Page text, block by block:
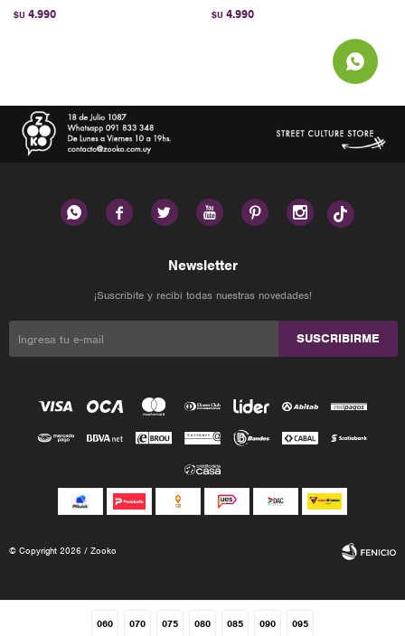
060 070 075 080 085 090 095
$U 4.990 $U 4.990
     
Newsletter
¡Suscribite y recibí todas nuestras novedades!
SUSCRIBIRME
© Copyright 2026 / Zooko